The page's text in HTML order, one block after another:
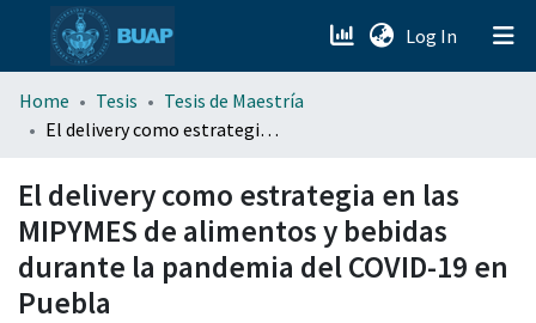
Log In (current)
menu.section.about_menu
Home Tesis
Tesis de Maestría
El delivery como estrategia en las MIPYMES de alimentos y bebidas durante la pandemia del COVID-19 en Puebla
El delivery como estrategia en las
MIPYMES de alimentos y bebidas
durante la pandemia del COVID-19 en
Puebla